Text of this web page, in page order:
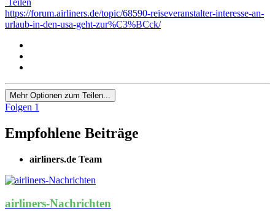
https://forum.airliners.de/topic/68590-reiseveranstalter-interesse-an-
urlaub-in-den-usa-geht-zur%C3%BCck/
Mehr Optionen zum Teilen...
Folgen 1
Empfohlene Beiträge
airliners.de Team
airliners-Nachrichten